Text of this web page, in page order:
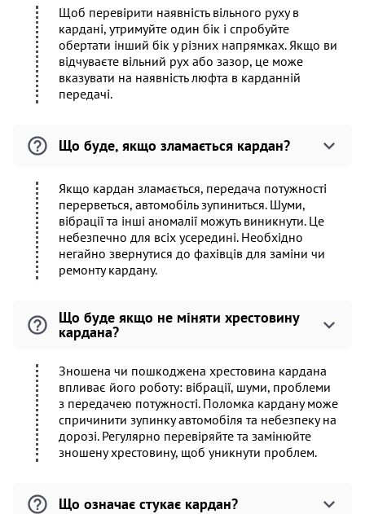
Щоб перевірити наявність вільного руху в
кардані, утримуйте один бік і спробуйте
обертати інший бік у різних напрямках. Якщо ви
відчуваєте вільний рух або зазор, це може
вказувати на наявність люфта в карданній
передачі.
Що буде, якщо зламається кардан?
Якщо кардан зламається, передача потужності
перерветься, автомобіль зупиниться. Шуми,
вібрації та інші аномалії можуть виникнути. Це
небезпечно для всіх усередині. Необхідно
негайно звернутися до фахівців для заміни чи
ремонту кардану.
Що буде якщо не міняти хрестовину
кардана?
Зношена чи пошкоджена хрестовина кардана
впливає його роботу: вібрації, шуми, проблеми
з передачею потужності. Поломка кардану може
спричинити зупинку автомобіля та небезпеку на
дорозі. Регулярно перевіряйте та замінюйте
зношену хрестовину, щоб уникнути проблем.
Що означає стукає кардан?